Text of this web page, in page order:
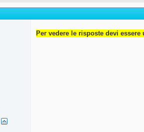
Per vedere le risposte devi